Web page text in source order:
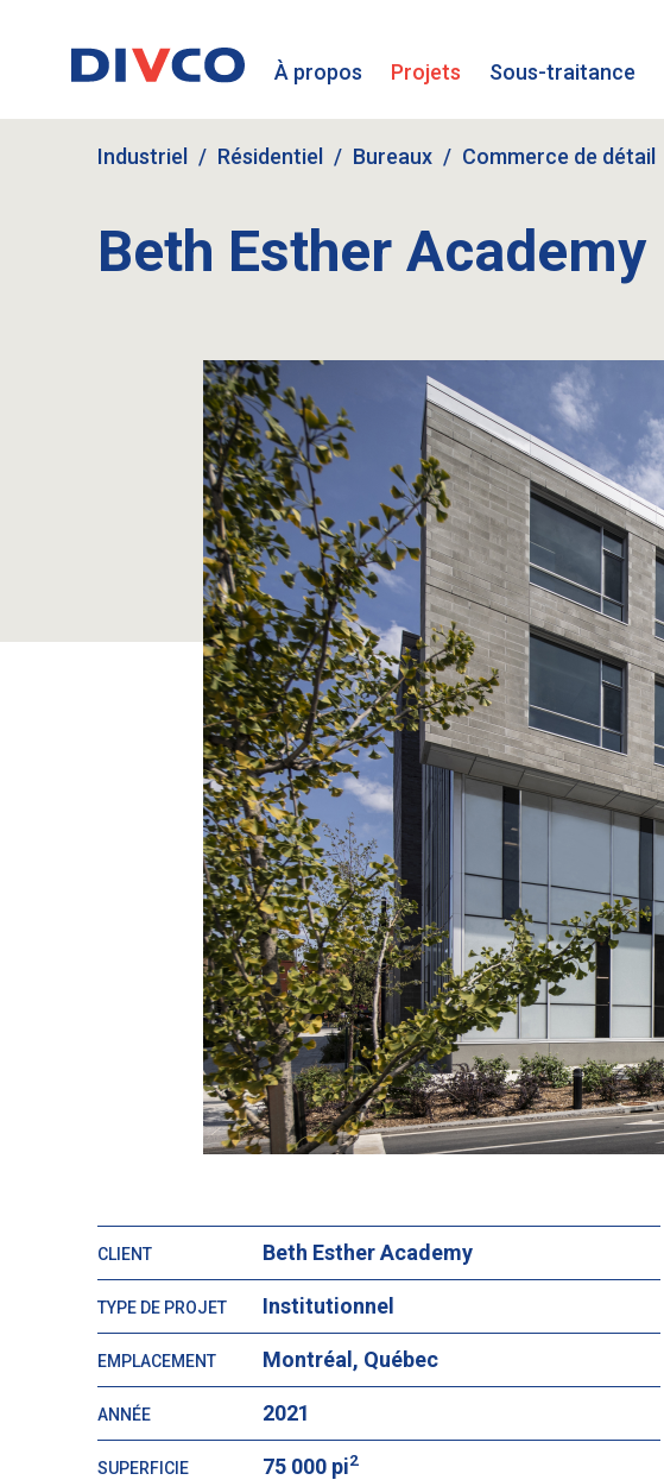
À propos Projets Sous-traitance
Industriel Résidentiel Bureaux Commerce de détail
Beth Esther Academy
CLIENT Beth Esther Academy
TYPE DE PROJET Institutionnel
EMPLACEMENT Montréal, Québec
ANNÉE 2021
SUPERFICIE 75 000 pi2